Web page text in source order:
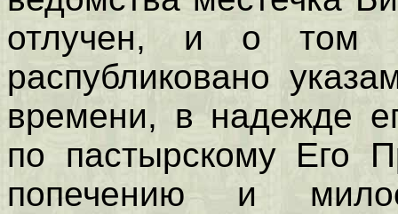
отлучен, и о том в
распубликовано
времени, в надежде
по пастырскому Его
попечению и